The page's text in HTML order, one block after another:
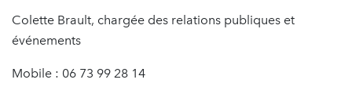
Colette Brault, chargée des relations publiques et
événements
Mobile : 06 73 99 28 14